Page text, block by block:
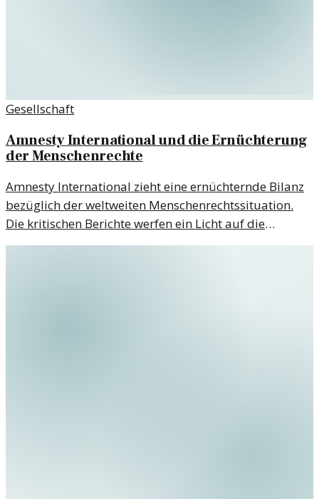
Gesellschaft
Amnesty International und die Ernüchterung
der Menschenrechte
Amnesty International zieht eine ernüchternde Bilanz
bezüglich der weltweiten Menschenrechtssituation.
Die kritischen Berichte werfen ein Licht auf die
anhaltenden Verstöße.